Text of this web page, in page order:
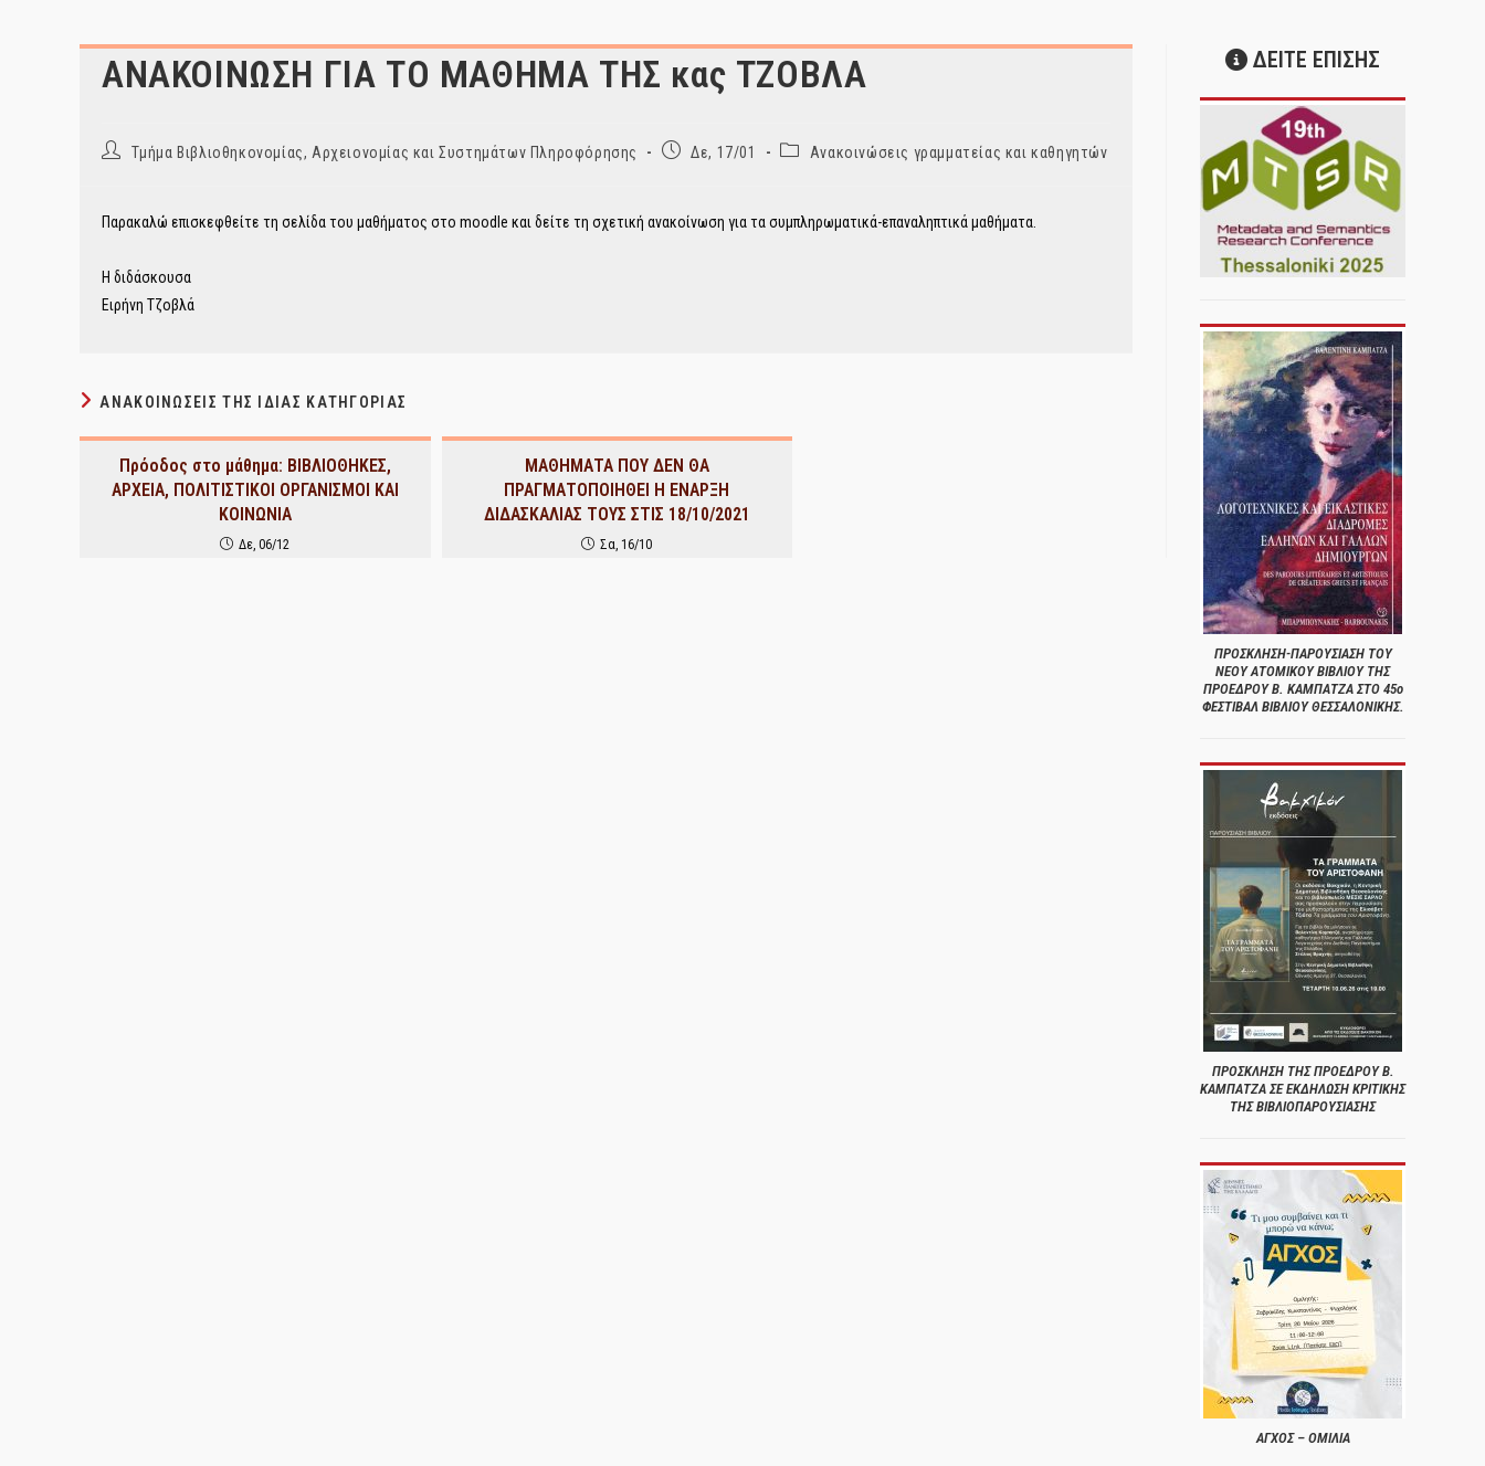
ΑΝΑΚΟΙΝΩΣΗ ΓΙΑ ΤΟ ΜΑΘΗΜΑ ΤΗΣ κας ΤΖΟΒΛΑ
PostΤμήμα Βιβλιοθηκονομίας, Αρχειονομίας και Συστημάτων Πληροφόρησης
PostΔε, 17/01
PostΑνακοινώσεις γραμματείας και καθηγητών
Παρακαλώ επισκεφθείτε τη σελίδα του μαθήματος στο moodle και δείτε τη σχετική ανακοίνωση για τα συμπληρωματικά-επαναληπτικά μαθήματα.
Η διδάσκουσα
Ειρήνη Τζοβλά
ΑΝΑΚΟΙΝΏΣΕΙΣ ΤΗΣ ΊΔΙΑΣ ΚΑΤΗΓΟΡΊΑΣ
Πρόοδος στο μάθημα: ΒΙΒΛΙΟΘΗΚΕΣ,
ΑΡΧΕΙΑ, ΠΟΛΙΤΙΣΤΙΚΟΙ ΟΡΓΑΝΙΣΜΟΙ ΚΑΙ
ΚΟΙΝΩΝΙΑ
Δε, 06/12
ΜΑΘΗΜΑΤΑ ΠΟΥ ΔΕΝ ΘΑ
ΠΡΑΓΜΑΤΟΠΟΙΗΘΕΙ Η ΕΝΑΡΞΗ
ΔΙΔΑΣΚΑΛΙΑΣ ΤΟΥΣ ΣΤΙΣ 18/10/2021
Σα, 16/10
ΔΕΙΤΕ ΕΠΙΣΗΣ
ΠΡΟΣΚΛΗΣΗ-ΠΑΡΟΥΣΙΑΣΗ ΤΟΥ
ΝΕΟΥ ΑΤΟΜΙΚΟΥ ΒΙΒΛΙΟΥ ΤΗΣ
ΠΡΟΕΔΡΟΥ Β. ΚΑΜΠΑΤΖΑ ΣΤΟ 45ο
ΦΕΣΤΙΒΑΛ ΒΙΒΛΙΟΥ ΘΕΣΣΑΛΟΝΙΚΗΣ.
ΠΡΟΣΚΛΗΣΗ ΤΗΣ ΠΡΟΕΔΡΟΥ Β.
ΚΑΜΠΑΤΖΑ ΣΕ ΕΚΔΗΛΩΣΗ ΚΡΙΤΙΚΗΣ
ΤΗΣ ΒΙΒΛΙΟΠΑΡΟΥΣΙΑΣΗΣ
ΑΓΧΟΣ – ΟΜΙΛΙΑ